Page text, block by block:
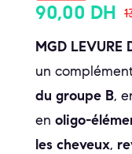
90,00 DH
MGD LEVURE
un
du groupe B,
en oligo-
les cheveux,